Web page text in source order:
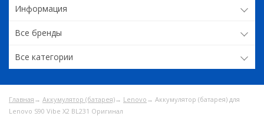
Информация
Все бренды
Все категории
Главная → Аккумулятор (батарея)→ Lenovo → Аккумулятор (батарея) для
Lenovo S90 Vibe X2 BL231 Оригинал